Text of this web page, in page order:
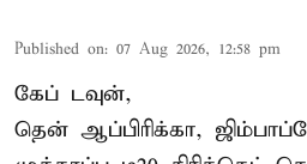
Published on: 07 Aug 2026, 12:58 pm
கேப் டவுன்,
தென் ஆப்பிரிக்கா,